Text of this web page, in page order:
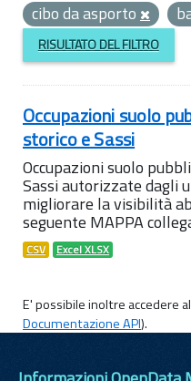
cibo da asporto
RISULTATO DEL FILTRO
Occupazioni suolo
storico e Sassi
Occupazioni suolo
Sassi autorizzate dagli
migliorare la visibilità
seguente MAPPA
CSV Excel XLSX
E' possibile inoltre accedere
Documentazione API).